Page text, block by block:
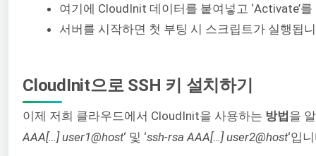
여기에 CloudInit 데이터를 붙여넣고 ‘Activate’
서버를 시작하면 첫 부팅 시 스크립트가 실행됩
CloudInit으로 SSH 키 설치하기
이제 저희 클라우드에서 CloudInit을 사용하는 방법을
AAA[…] user1@host‘ 및 ‘ssh-rsa AAA[…] user2@host‘입